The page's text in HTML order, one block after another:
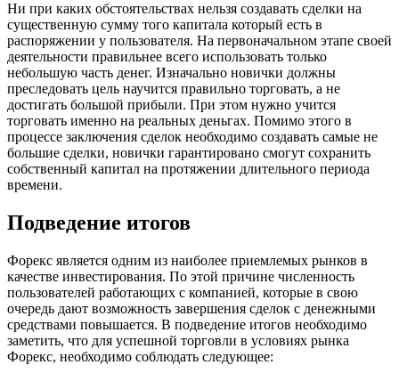
Ни при каких обстоятельствах нельзя создавать сделки на
существенную сумму того капитала который есть в
распоряжении у пользователя. На первоначальном этапе своей
деятельности правильнее всего использовать только
небольшую часть денег. Изначально новички должны
преследовать цель научится правильно торговать, а не
достигать большой прибыли. При этом нужно учится
торговать именно на реальных деньгах. Помимо этого в
процессе заключения сделок необходимо создавать самые не
большие сделки, новички гарантировано смогут сохранить
собственный капитал на протяжении длительного периода
времени.
Подведение итогов
Форекс является одним из наиболее приемлемых рынков в
качестве инвестирования. По этой причине численность
пользователей работающих с компанией, которые в свою
очередь дают возможность завершения сделок с денежными
средствами повышается. В подведение итогов необходимо
заметить, что для успешной торговли в условиях рынка
Форекс, необходимо соблюдать следующее: